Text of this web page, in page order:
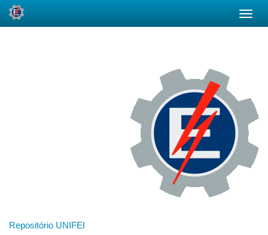
Repositório UNIFEI